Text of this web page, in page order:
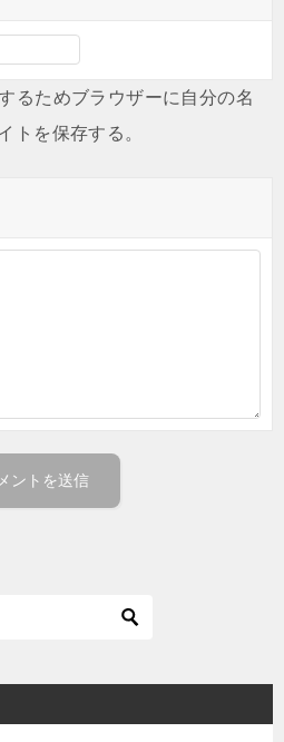
るためブラウザーに自分の名
トを保存する。